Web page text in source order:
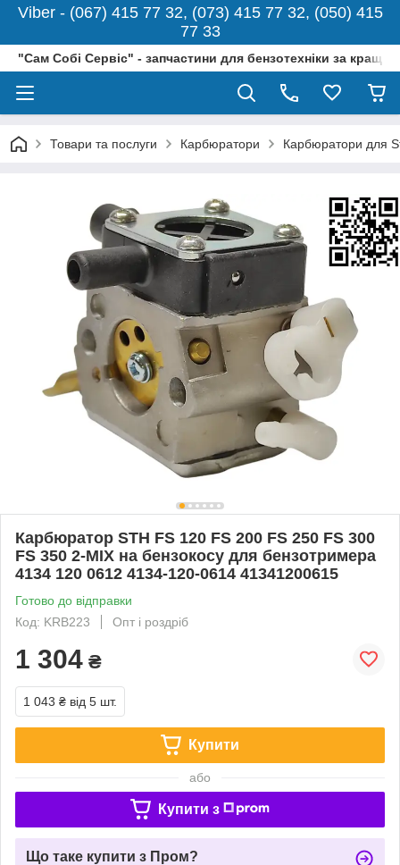
Viber - (067) 415 77 32, (073) 415 77 32, (050) 415
77 33
"Сам Собі Сервіс" - запчастини для бензотехніки за
Товари та послуги Карбюратори Карбюратори для
Карбюратор STH FS 120 FS 200 FS 250 FS 300
FS 350 2-MIX на бензокосу для бензотримера
4134 120 0612 4134-120-0614 41341200615
Готово до відправки
Код: KRB223
Опт і роздріб
1 304 ₴
1 043 ₴ від 5 шт.
Купити
або
Купити з
Що таке купити з Пром?